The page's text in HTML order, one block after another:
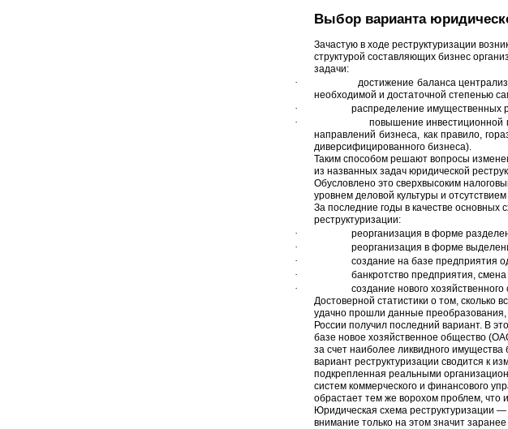
Выбор варианта
Зачастую в ходе реструктуризации
структурой составляющих бизнес
задачи:
·
достижение баланса
необходимой и достаточной степенью
· распределение имущественных
·
повышение инвестиционной
направлений бизнеса, как правило,
диверсифицированного бизнеса).
Таким способом решают вопросы
из названных задач юридической
Обусловлено это сверхвысоким
уровнем деловой культуры и
За последние годы в качестве
реструктуризации:
· реорганизация в форме
· реорганизация в форме
· создание на базе предприятия
· банкротство предприятия,
·
создание нового
Достоверной статистики о том, сколько
удачно прошли данные
России получил последний вариант. В
базе новое хозяйственное общество
за счет наиболее ликвидного имущества
вариант реструктуризации сводится к
подкрепленная реальными
систем коммерческого и финансового
обрастает тем же ворохом проблем, что
Юридическая схема реструктуризации —
внимание только на этом значит